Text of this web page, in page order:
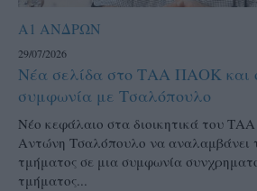
Α1 ΑΝΔΡΩΝ
29/07/2026
Νέα σελίδα στο ΤΑΑ ΠΑΟΚ και
συμφωνία με Τσαλόπουλο
Νέο κεφάλαιο στα διοικητικά του
Αντώνη Τσαλόπουλο να αναλαμβάνει
τμήματος σε μια συμφωνία
τμήματος...